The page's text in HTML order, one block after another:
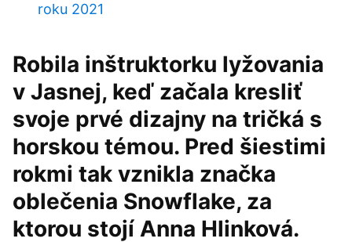
roku 2021
Robila inštruktorku lyžovania
v Jasnej, keď začala kresliť
svoje prvé dizajny na tričká s
horskou témou. Pred šiestimi
rokmi tak vznikla značka
oblečenia Snowflake, za
ktorou stojí Anna Hlinková.